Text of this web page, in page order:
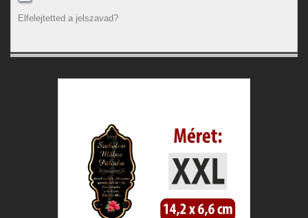
Elfelejtetted a jelszavad?